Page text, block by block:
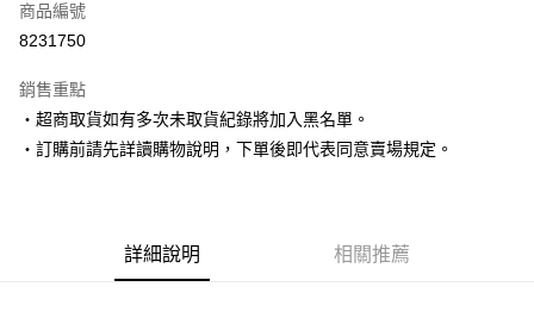
超商取貨付款
Apple Pay
街口支付
商品編號
8231750
銷售重點
‧超商取貨如有多次未取貨紀錄將加入黑名單。
‧訂購前請先詳讀購物說明，下單後即代表同意賣場規定。
詳細說明 相關推薦